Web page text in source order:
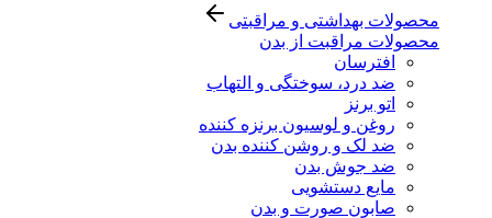
محصولات بهداشتی و مراقبتی
محصولات مراقبت از بدن
افترسان
ضد درد، سوختگی و التهاب
اتو برنز
روغن و لوسیون برنزه کننده
ضد لک و روشن کننده بدن
ضد جوش بدن
مایع دستشویی
صابون صورت و بدن